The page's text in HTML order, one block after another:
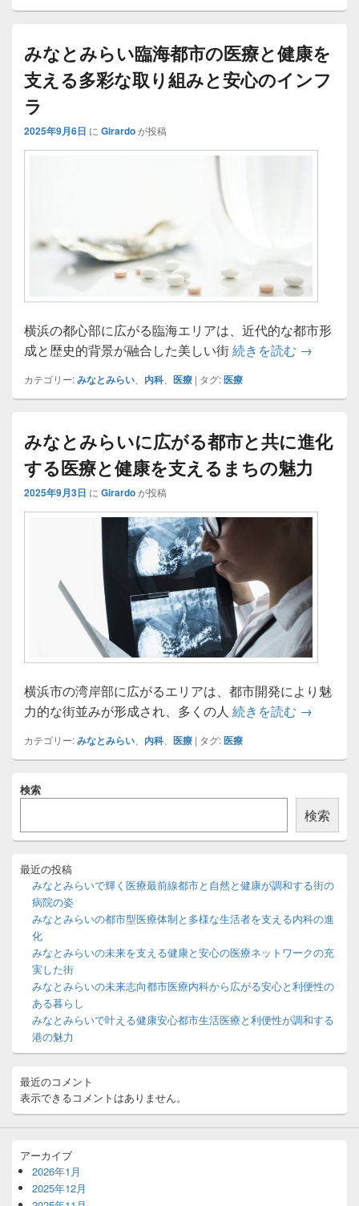
みなとみらい臨海都市の医療と健康を
支える多彩な取り組みと安心のインフ
ラ
2025年9月6日 に Girardoが投稿
横浜の都心部に広がる臨海エリアは、近代的な都市形
成と歴史的背景が融合した美しい街続きを読む みなとみ
→
カテゴリー:みなとみらい 内科、 医療 | タグ:医療
みなとみらいに広がる都市と共に進化
する医療と健康を支えるまちの魅力
2025年9月3日 に Girardoが投稿
横浜市の湾岸部に広がるエリアは、都市開発により魅
力的な街並みが形成され、多くの人 続きを読む みなとみ
→
カテゴリー:みなとみらい 内科、 医療 | タグ:医療
イ
イ
バ
検索
検索
最近の投稿
みなとみらいで輝く医療最前線都市と自然と健康が調和する街の
病院の姿
みなとみらいの都市型医療体制と多様な生活者を支える内科の進
化
みなとみらいの未来を支える健康と安心の医療ネットワークの充
実した街
みなとみらいの未来志向都市医療内科から広がる安心と利便性の
ある暮らし
みなとみらいで叶える健康安心都市生活医療と利便性が調和する
港の魅力
最近のコメント
表示できるコメントはありません。
アーカイブ
2026年1月
2025年12月